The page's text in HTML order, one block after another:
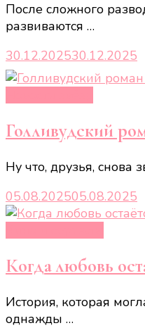
После сложного
развиваются …
30.12.202530.12.2025
Голливудский
Ну что, друзья, снова
05.08.202505.08.2025
Когда любовь
История, которая
однажды …